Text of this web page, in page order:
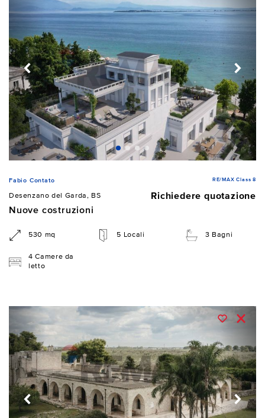
Fabio Contato RE/MAX Class 8
Desenzano del Garda, BS
Richiedere quotazione
Nuove costruzioni
530 mq 5 Locali 3 Bagni
4 Camere da
letto